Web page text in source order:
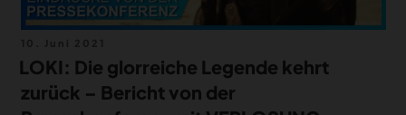
am
LOKI: Die glorreiche Legende kehrt
zurück – Bericht von der